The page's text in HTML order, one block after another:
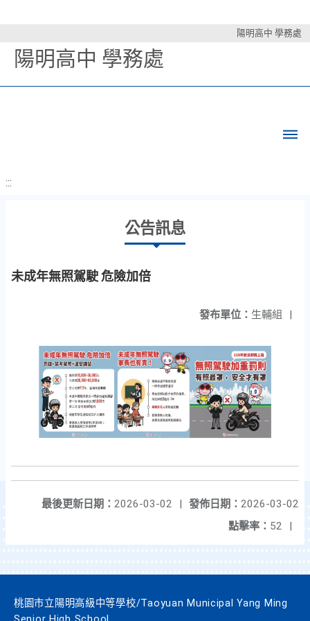
陽明高中 學務處
陽明高中 學務處
:::
公告訊息
未成年無照駕駛 危險加倍
發布單位： 生輔組 |
發佈日期： 2026-03-02
最後更新日期： 2026-03-02
|
點擊率： 52 |
桃園市立陽明高級中等學校/Taoyuan Municipal Yang Ming